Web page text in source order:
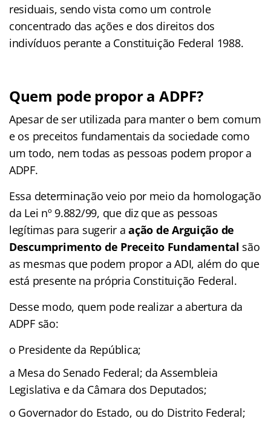
residuais, sendo vista como um controle
concentrado das ações e dos direitos dos
indivíduos perante a Constituição Federal 1988.
Quem pode propor a ADPF?
Apesar de ser utilizada para manter o bem comum
e os preceitos fundamentais da sociedade como
um todo, nem todas as pessoas podem propor a
ADPF.
Essa determinação veio por meio da homologação
da Lei nº 9.882/99, que diz que as pessoas
legítimas para sugerir aação de Arguição de
Descumprimento de Preceito Fundamental são
as mesmas que podem propor a ADI, além do que
está presente na própria Constituição Federal.
Desse modo, quem pode realizar a abertura da
ADPF são:
o Presidente da República;
a Mesa do Senado Federal; da Assembleia
Legislativa e da Câmara dos Deputados;
o Governador do Estado, ou do Distrito Federal;